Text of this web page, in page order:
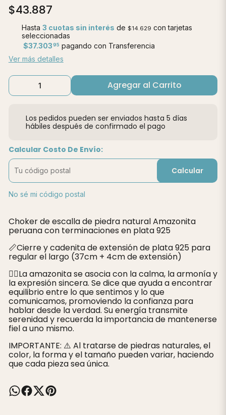
$43.887
Hasta3 cuotas sin interés de $14.629 con tarjetas
seleccionadas
$37.30395 pagando con Transferencia
Ver más detalles
Agregar al Carrito
Los pedidos pueden ser enviados hasta 5 días
hábiles después de confirmado el pago
Calcular Costo De Envío:
Calcular
No sé mi código postal
Choker de escalla de piedra natural Amazonita
peruana con terminaciones en plata 925
📏Cierre y cadenita de extensión de plata 925 para
regular el largo (37cm + 4cm de extensión)
🧘‍♀️La amazonita se asocia con la calma, la armonía y
la expresión sincera. Se dice que ayuda a encontrar
equilibrio entre lo que sentimos y lo que
comunicamos, promoviendo la confianza para
hablar desde la verdad. Su energía transmite
serenidad y recuerda la importancia de mantenerse
fiel a uno mismo.
IMPORTANTE: ⚠️ Al tratarse de piedras naturales, el
color, la forma y el tamaño pueden variar, haciendo
que cada pieza sea única.